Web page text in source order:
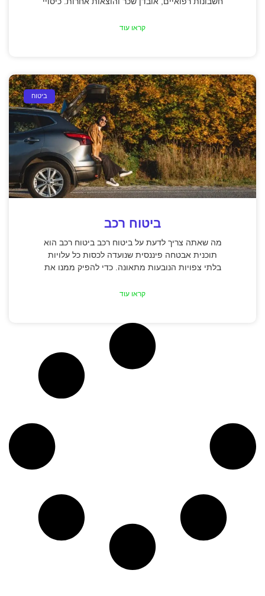
קראו עוד
ביטוח
ביטוח רכב
מה שאתה צריך לדעת על ביטוח רכב ביטוח רכב הוא
תוכנית אבטחה פיננסית שנועדה לכסות כל עלויות
בלתי צפויות הנובעות מתאונה. כדי להפיק ממנו את
קראו עוד